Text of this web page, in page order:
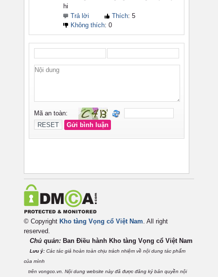
© Copyright Kho tàng Vọng cổ Việt Nam. All right
reserved.
Chủ quản: Ban Điều hành Kho tàng Vọng cổ Việt Nam
Lưu ý: Các tác giả hoàn toàn chịu trách nhiệm về nội dung tác phẩm
của mình
trên vongco.vn. Nội dung website này đã được đăng ký bản quyền nội